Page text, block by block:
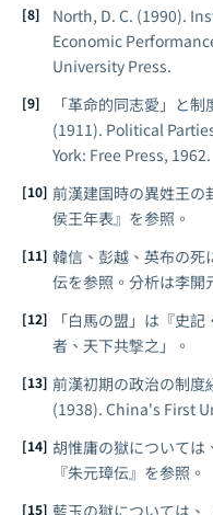
North, D. C. (1990).
Economic
University Press.
「革命的同志愛」と
(1911). Political
York: Free Press, 1962.
前漢建国時の異姓王の
侯王年表』を参照。
韓信、彭越、英布の死
伝を参照。分析は李開
「白馬の盟」は『史
者、天下共撃之」。
前漢初期の政治の制度
(1938). China's First
胡惟庸の獄については
『朱元璋伝』を参照。